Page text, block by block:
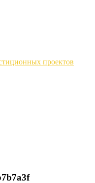
проектов